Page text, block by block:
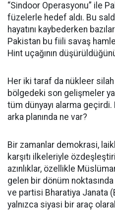
“Sindoor Operasyonu” ile
füzelerle hedef aldı. Bu
hayatını kaybederken
Pakistan bu fiili savaş
Hint uçağının
Her iki taraf da nükleer
bölgedeki son gelişmeler
tüm dünyayı alarma geçirdi.
arka planında ne var?
Bir zamanlar demokrasi,
karşıtı ilkeleriyle
azınlıklar, özellikle
gelen bir dönüm
ve partisi Bharatiya Janata
yalnızca siyasi bir araç